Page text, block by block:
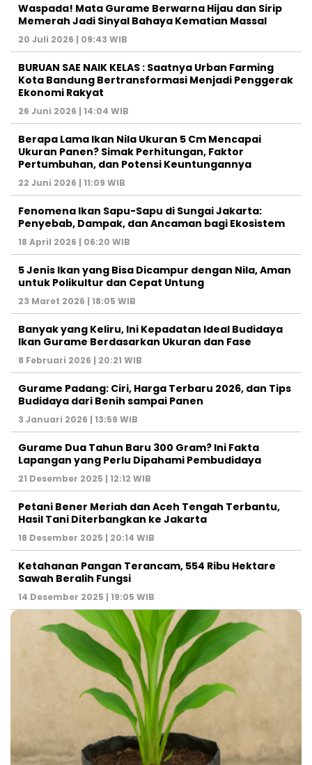
Waspada! Mata Gurame Berwarna Hijau dan Sirip
Memerah Jadi Sinyal Bahaya Kematian Massal
20 Juli 2026 | 09:43 WIB
BURUAN SAE NAIK KELAS : Saatnya Urban Farming
Kota Bandung Bertransformasi Menjadi Penggerak
Ekonomi Rakyat
26 Juni 2026 | 14:04 WIB
Berapa Lama Ikan Nila Ukuran 5 Cm Mencapai
Ukuran Panen? Simak Perhitungan, Faktor
Pertumbuhan, dan Potensi Keuntungannya
22 Juni 2026 | 11:09 WIB
Fenomena Ikan Sapu-Sapu di Sungai Jakarta:
Penyebab, Dampak, dan Ancaman bagi Ekosistem
18 April 2026 | 06:20 WIB
5 Jenis Ikan yang Bisa Dicampur dengan Nila, Aman
untuk Polikultur dan Cepat Untung
23 Maret 2026 | 18:05 WIB
Banyak yang Keliru, Ini Kepadatan Ideal Budidaya
Ikan Gurame Berdasarkan Ukuran dan Fase
8 Februari 2026 | 20:21 WIB
Gurame Padang: Ciri, Harga Terbaru 2026, dan Tips
Budidaya dari Benih sampai Panen
3 Januari 2026 | 13:59 WIB
Gurame Dua Tahun Baru 300 Gram? Ini Fakta
Lapangan yang Perlu Dipahami Pembudidaya
21 Desember 2025 | 12:12 WIB
Petani Bener Meriah dan Aceh Tengah Terbantu,
Hasil Tani Diterbangkan ke Jakarta
18 Desember 2025 | 20:14 WIB
Ketahanan Pangan Terancam, 554 Ribu Hektare
Sawah Beralih Fungsi
14 Desember 2025 | 19:05 WIB